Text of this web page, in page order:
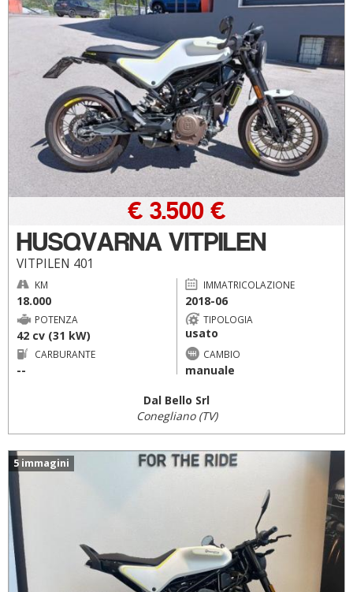
HUSQVARNA VITPILEN
VITPILEN 401
€ 3.500 €
KM
18.000
IMMATRICOLAZIONE
2018-06
POTENZA
42 cv (31 kW)
TIPOLOGIA
usato
CARBURANTE
--
CAMBIO
manuale
Dal Bello Srl
Conegliano (TV)
5 immagini